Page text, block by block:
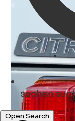
suchen
Open Search